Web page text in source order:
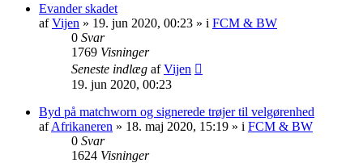
Evander skadet
afVijen » 19. jun 2020, 00:23 » i FCM & BW
0 Svar
1769 Visninger
Seneste indlæg afVijen
19. jun 2020, 00:23
Byd på matchworn og signerede trøjer til velgørenhed
afAfrikaneren » 18. maj 2020, 15:19 » i FCM & BW
0 Svar
1624 Visninger